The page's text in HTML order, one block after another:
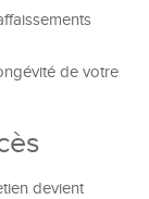
de votre
devient